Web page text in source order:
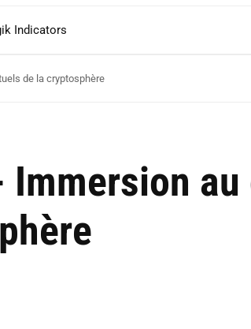
Indicators
de la cryptosphère
Immersion